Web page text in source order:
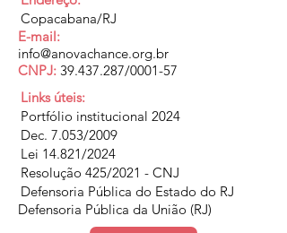
Copacabana/RJ
E-mail:
info@anovachance.org.br
CNPJ: 39.437.287/0001-57
Links úteis:
Portfólio institucional 2024
Dec. 7.053/2009
Lei 14.821/2024
Resolução 425/2021 - CNJ
Defensoria Pública do Estado do RJ
Defensoria Pública da União (RJ)